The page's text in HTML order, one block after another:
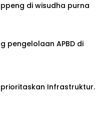
di wisudha purna
pengelolaan APBD di
Infrastruktur.